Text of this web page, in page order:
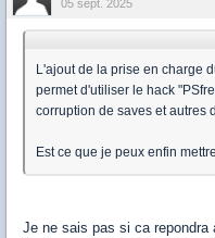
05 sept. 2025
L'ajout de la prise en charge
permet d'utiliser le hack
corruption de saves et autres
Est ce que je peux enfin
Je ne sais pas si ca